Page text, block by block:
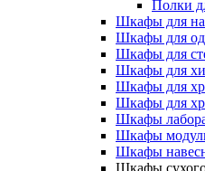
Полки
Шкафы для
Шкафы для
Шкафы для
Шкафы для
Шкафы для
Шкафы для
Шкафы
Шкафы
Шкафы
Шкафы